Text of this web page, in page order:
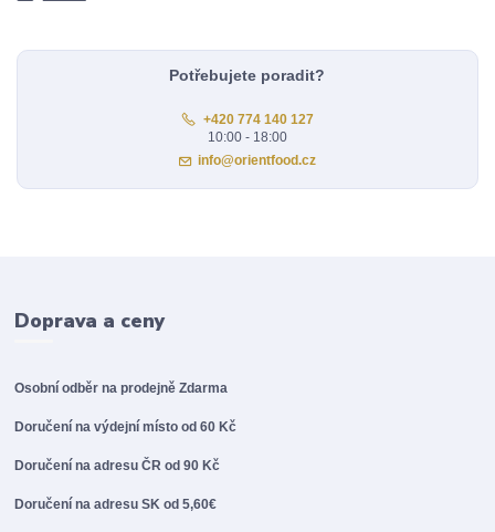
Potřebujete poradit?
+420 774 140 127
10:00 - 18:00
info@orientfood.cz
Doprava a ceny
Osobní odběr na prodejněZdarma
Doručení na výdejní místo od 60 Kč
Doručení na adresu ČR od 90 Kč
Doručení na adresu SK od 5,60€